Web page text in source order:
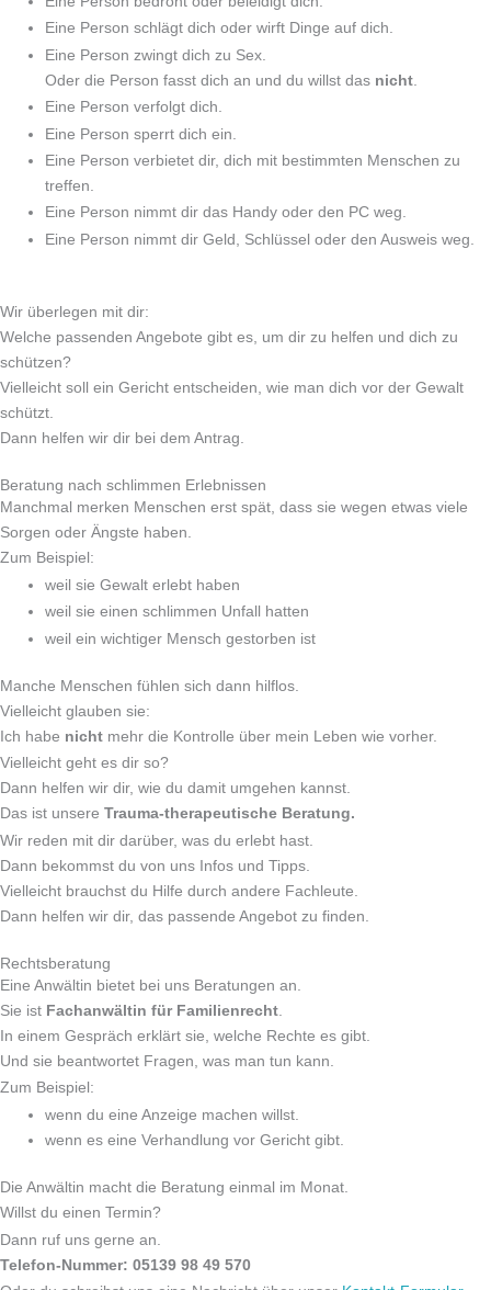
Eine Person schlägt dich oder wirft Dinge auf dich.
Eine Person zwingt dich zu Sex.
Oder die Person fasst dich an und du willst das nicht
Eine Person verfolgt dich.
Eine Person sperrt dich ein.
Eine Person verbietet dir, dich mit bestimmten Menschen zu
treffen.
Eine Person nimmt dir das Handy oder den PC weg.
Eine Person nimmt dir Geld, Schlüssel oder den Ausweis weg.
Wir überlegen mit dir:
Welche passenden Angebote gibt es, um dir zu helfen und dich zu
schützen?
Vielleicht soll ein Gericht entscheiden, wie man dich vor der Gewalt
schützt.
Dann helfen wir dir bei dem Antrag.
Beratung nach schlimmen Erlebnissen
Manchmal merken Menschen erst spät, dass sie wegen etwas viele
Sorgen oder Ängste haben.
Zum Beispiel:
weil sie Gewalt erlebt haben
weil sie einen schlimmen Unfall hatten
weil ein wichtiger Mensch gestorben ist
Manche Menschen fühlen sich dann hilflos.
Vielleicht glauben sie:
Ich habe nicht mehr die Kontrolle über mein Leben wie vorher.
Vielleicht geht es dir so?
Dann helfen wir dir, wie du damit umgehen kannst.
Das ist unsere Trauma-therapeutische Beratung.
Wir reden mit dir darüber, was du erlebt hast.
Dann bekommst du von uns Infos und Tipps.
Vielleicht brauchst du Hilfe durch andere Fachleute.
Dann helfen wir dir, das passende Angebot zu finden.
Rechtsberatung
Eine Anwältin bietet bei uns Beratungen an.
Sie ist Fachanwältin für Familienrecht.
In einem Gespräch erklärt sie, welche Rechte es gibt.
Und sie beantwortet Fragen, was man tun kann.
Zum Beispiel:
wenn du eine Anzeige machen willst.
wenn es eine Verhandlung vor Gericht gibt.
Die Anwältin macht die Beratung einmal im Monat.
Willst du einen Termin?
Dann ruf uns gerne an.
Telefon-Nummer: 05139 98 49 570